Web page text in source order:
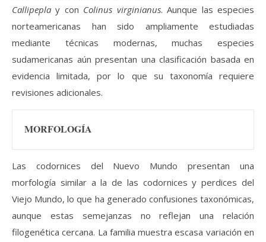
Callipepla y con Colinus virginianus. Aunque las especies
norteamericanas han sido ampliamente estudiadas
mediante técnicas modernas, muchas especies
sudamericanas aún presentan una clasificación basada en
evidencia limitada, por lo que su taxonomía requiere
revisiones adicionales.
MORFOLOGÍA
Las codornices del Nuevo Mundo presentan una
morfología similar a la de las codornices y perdices del
Viejo Mundo, lo que ha generado confusiones taxonómicas,
aunque estas semejanzas no reflejan una relación
filogenética cercana. La familia muestra escasa variación en